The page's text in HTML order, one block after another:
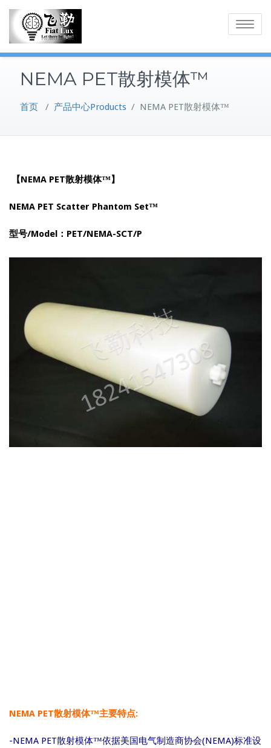
content
Toggle
NEMA PET散射模体™
首页 / 产品中心Products / NEMA PET散射模体™
【NEMA PET散射模体™】
NEMA PET Scatter Phantom Set™
型号/Model：PET/NEMA-SCT/P
NEMA PET散射模体™主要特点:
-NEMA PET散射模体™依据美国电气制造商协会(NEMA)标准设